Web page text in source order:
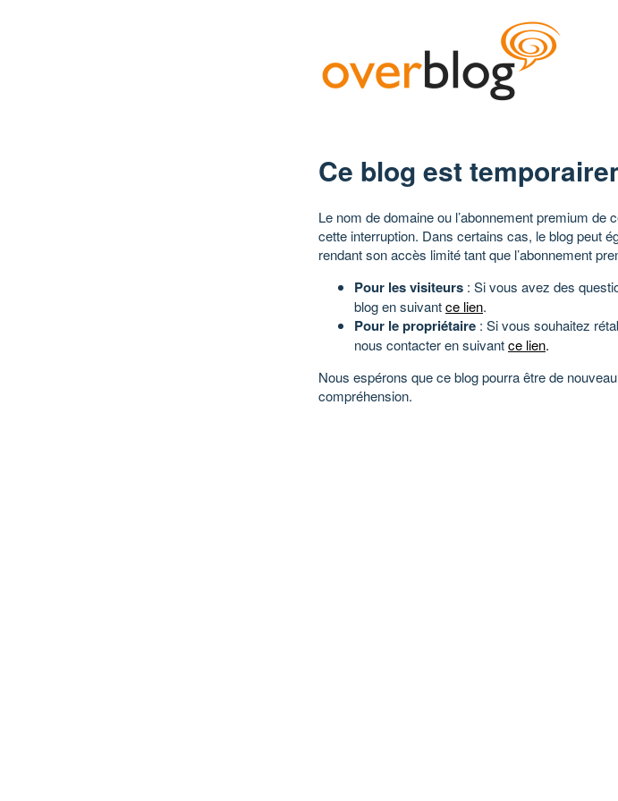
Ce blog est
Le nom de domaine ou l’abonnement premium de
cette interruption. Dans certains cas, le blog peut
rendant son accès limité tant que l’abonnement
Pour les visiteurs : Si vous avez des
blog en suivantce lien.
Pour le propriétaire : Si vous souhaitez
nous contacter en suivantce lien.
Nous espérons que ce blog pourra être de
compréhension.